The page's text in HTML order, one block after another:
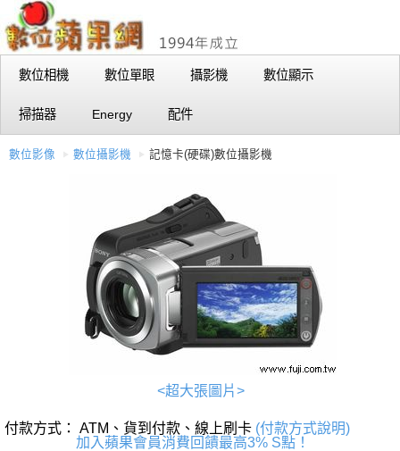
數位相機 數位單眼 攝影機 數位顯示
掃描器 Energy 配件
數位影像 數位攝影機 記憶卡(硬碟)數位攝影機
<超大張圖片>
付款方式： ATM、貨到付款、線上刷卡 (付款方式說明)
加入蘋果會員消費回饋最高3% S點！